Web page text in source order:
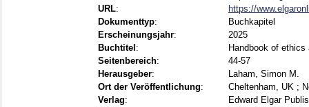
URL:
https://
Dokumenttyp:
Buchkapitel
Erscheinungsjahr:
2025
Buchtitel :
Handbook of
Seitenbereich:
44-57
Herausgeber:
Laham, Simon M.
Ort der Veröffentlichung:
Cheltenham, UK ;
Verlag:
Edward Elgar